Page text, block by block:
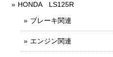
HONDA LS125R
ブレーキ関連
エンジン関連